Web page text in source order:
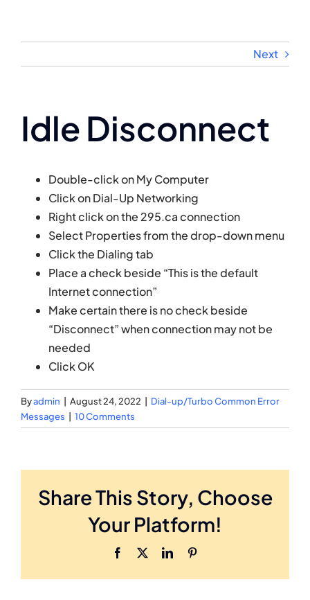
content
Next
Idle Disconnect
Double-click on My Computer
Click on Dial-Up Networking
Right click on the 295.ca connection
Select Properties from the drop-down menu
Click the Dialing tab
Place a check beside “This is the default
Internet connection”
Make certain there is no check beside
“Disconnect” when connection may not be
needed
Click OK
Byadmin August 24, 2022
Dial-up/Turbo Common Error
Messages
10 Comments
Share This Story, Choose
Your Platform!
Facebook LinkedIn